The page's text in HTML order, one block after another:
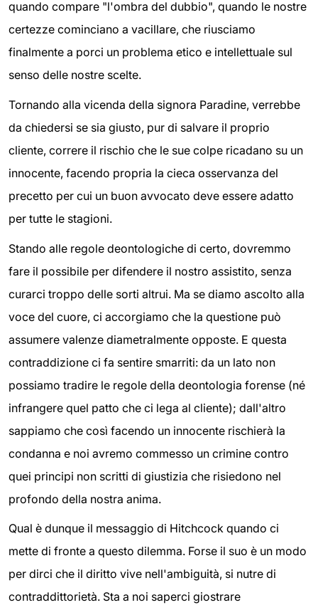
quando compare "l'ombra del dubbio", quando le nostre
certezze cominciano a vacillare, che riusciamo
finalmente a porci un problema etico e intellettuale sul
senso delle nostre scelte.
Tornando alla vicenda della signora Paradine, verrebbe
da chiedersi se sia giusto, pur di salvare il proprio
cliente, correre il rischio che le sue colpe ricadano su un
innocente, facendo propria la cieca osservanza del
precetto per cui un buon avvocato deve essere adatto
per tutte le stagioni.
Stando alle regole deontologiche di certo, dovremmo
fare il possibile per difendere il nostro assistito, senza
curarci troppo delle sorti altrui. Ma se diamo ascolto alla
voce del cuore, ci accorgiamo che la questione può
assumere valenze diametralmente opposte. E questa
contraddizione ci fa sentire smarriti: da un lato non
possiamo tradire le regole della deontologia forense (né
infrangere quel patto che ci lega al cliente); dall'altro
sappiamo che così facendo un innocente rischierà la
condanna e noi avremo commesso un crimine contro
quei principi non scritti di giustizia che risiedono nel
profondo della nostra anima.
Qual è dunque il messaggio di Hitchcock quando ci
mette di fronte a questo dilemma. Forse il suo è un modo
per dirci che il diritto vive nell'ambiguità, si nutre di
contraddittorietà. Sta a noi saperci giostrare